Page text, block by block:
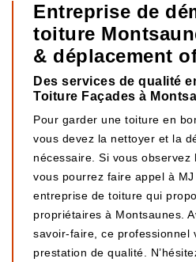
Entreprise de
toiture
& déplacement
Des services de qualité
Toiture Façades à
Pour garder une toiture en
vous devez la nettoyer et la
nécessaire. Si vous observez
vous pourrez faire appel à
entreprise de toiture qui
propriétaires à Montsaunes.
savoir-faire, ce professionnel
prestation de qualité.